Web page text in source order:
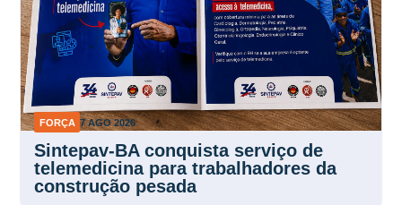
FORÇA 7 AGO 2026
Sintepav-BA conquista serviço de
telemedicina para trabalhadores da
construção pesada